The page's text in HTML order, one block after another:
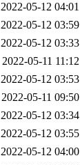
2022-05-12 04:01
2022-05-12 03:59
2022-05-12 03:33
2022-05-11 11:12
2022-05-12 03:53
2022-05-11 09:50
2022-05-12 03:34
2022-05-12 03:55
2022-05-12 04:00